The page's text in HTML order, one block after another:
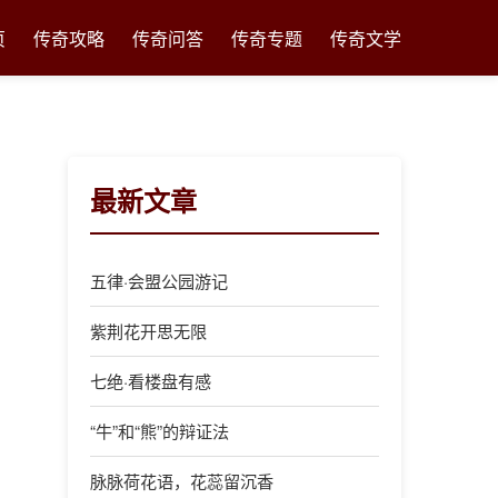
传奇攻略 传奇问答 传奇专题 传奇文学
最新文章
五律·会盟公园游记
紫荆花开思无限
七绝·看楼盘有感
“牛”和“熊”的辩证法
脉脉荷花语，花蕊留沉香